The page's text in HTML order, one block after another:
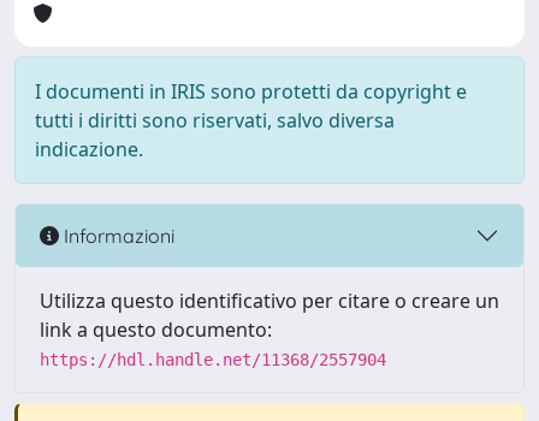
I documenti in IRIS sono protetti da copyright e
tutti i diritti sono riservati, salvo diversa
indicazione.
Informazioni
Utilizza questo identificativo per citare o creare un
link a questo documento:
https://hdl.handle.net/11368/2557904